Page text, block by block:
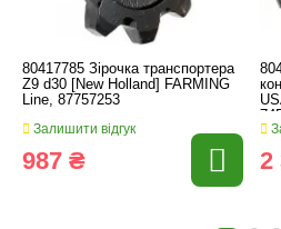
80417785 Зірочка транспортера
Z9 d30 [New Holland] FARMING
Line, 87757253
Залишити відгук
987 ₴ 2